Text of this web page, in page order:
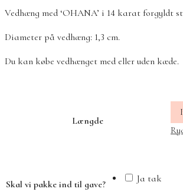
Vedhæng med ‘OHANA’ i 14 karat forgyldt
Diameter på vedhæng: 1,3 cm.
Du kan købe vedhænget med eller uden kæde.
Længde
Skal vi pakke ind til gave? Ja tak